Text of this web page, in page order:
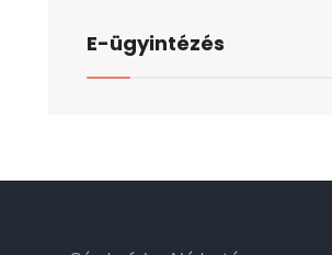
E-ügyintézés